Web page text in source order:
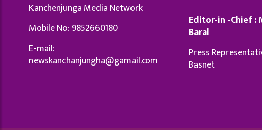
Kanchenjunga Media Network
Mobile No: 9852660180
E-mail:
newskanchanjungha@gamail.com
Editor-in -Chief :
Baral
Press
Basnet